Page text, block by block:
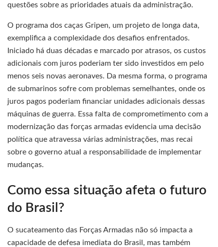
questões sobre as prioridades atuais da administração.
O programa dos caças Gripen, um projeto de longa data,
exemplifica a complexidade dos desafios enfrentados.
Iniciado há duas décadas e marcado por atrasos, os custos
adicionais com juros poderiam ter sido investidos em pelo
menos seis novas aeronaves. Da mesma forma, o programa
de submarinos sofre com problemas semelhantes, onde os
juros pagos poderiam financiar unidades adicionais dessas
máquinas de guerra. Essa falta de comprometimento com a
modernização das forças armadas evidencia uma decisão
política que atravessa várias administrações, mas recai
sobre o governo atual a responsabilidade de implementar
mudanças.
Como essa situação afeta o futuro
do Brasil?
O sucateamento das Forças Armadas não só impacta a
capacidade de defesa imediata do Brasil, mas também